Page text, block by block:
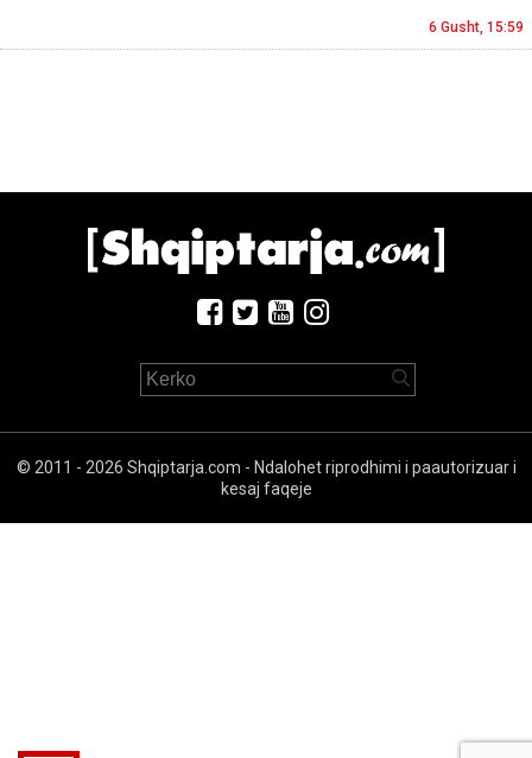
6 Gusht, 15:59
© 2011 - 2026 Shqiptarja.com - Ndalohet riprodhimi i paautorizuar i
kesaj faqeje